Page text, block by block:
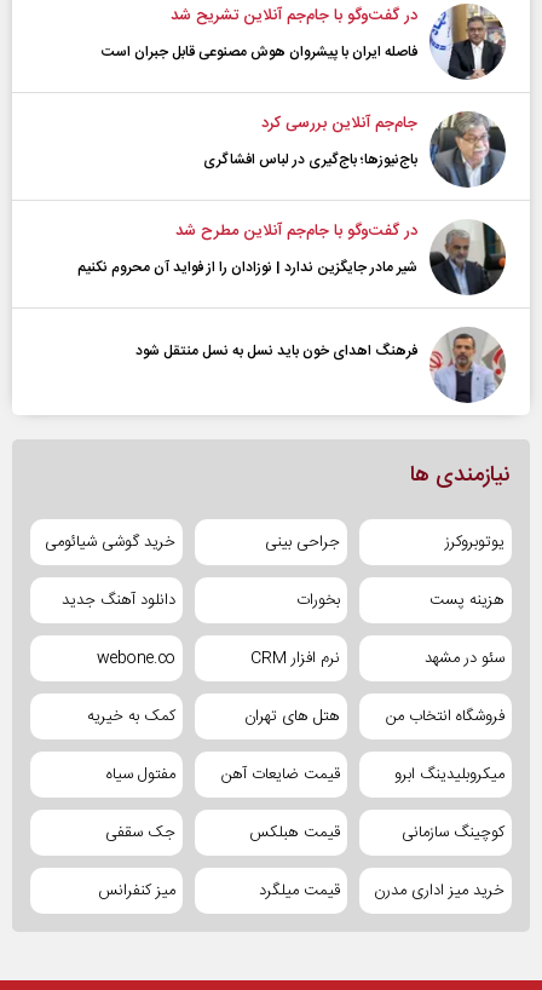
در گفت‌و‌گو با جام‌جم آنلاین تشریح شد
فاصله ایران با پیشرو‌ان هوش مصنوعی قابل جبران است
جام‌جم آنلاین بررسی کرد
باج‌نیوزها؛ باج‌گیری در لباس افشاگری
در گفت‌و‌گو با جام‌جم آنلاین مطرح شد
شیر مادر جایگزین ندارد | نوزادان را از فواید آن محروم نکنیم
فرهنگ اهدای خون باید نسل به نسل منتقل شود
نیازمندی ها
یوتوبروکرز جراحی بینی خرید گوشی شیائومی
هزینه پست بخورات دانلود آهنگ جدید
سئو در مشهد نرم افزار CRM webone.co
فروشگاه انتخاب من هتل های تهران کمک به خیریه
میکروبلیدینگ ابرو قیمت ضایعات آهن مفتول سیاه
کوچینگ سازمانی قیمت هبلکس جک سقفی
خرید میز اداری مدرن قیمت میلگرد میز کنفرانس